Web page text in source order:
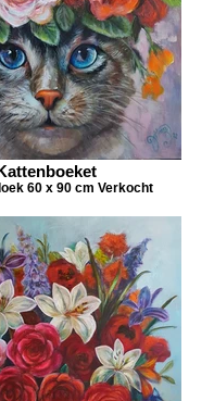
60 x 90 cm Verkocht